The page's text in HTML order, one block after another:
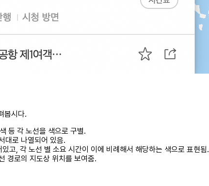
봅시다.
등 각 노선을 색으로 구별.
대로 나열되어 있음.
고, 각 노선 별 소요 시간이 이에 비례해서 해당하는 색으로 표현됨.
경로의 지도상 위치를 보여줌.